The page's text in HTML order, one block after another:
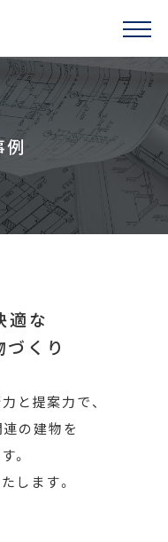
例
適な
くり
と提案力で、
の建物を
。
します。